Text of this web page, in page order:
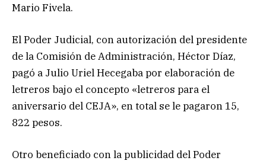
Mario Fivela.
El Poder Judicial, con autorización del presidente
de la Comisión de Administración, Héctor Díaz,
pagó a Julio Uriel Hecegaba por elaboración de
letreros bajo el concepto «letreros para el
aniversario del CEJA», en total se le pagaron 15,
822 pesos.
Otro beneficiado con la publicidad del Poder